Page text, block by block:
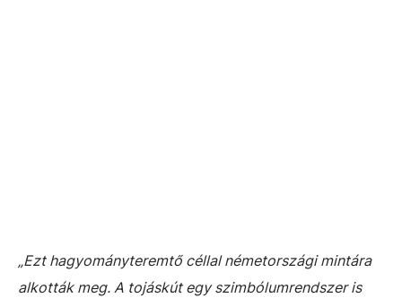
„Ezt hagyományteremtő céllal németországi mintára
alkották meg. A tojáskút egy szimbólumrendszer is